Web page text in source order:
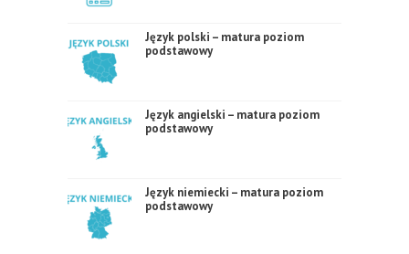
Język polski – matura poziom
podstawowy
Język angielski – matura poziom
podstawowy
Język niemiecki – matura poziom
podstawowy